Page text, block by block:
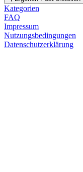
Kategorien
FAQ
Impressum
Nutzungsbedingungen
Datenschutzerklärung